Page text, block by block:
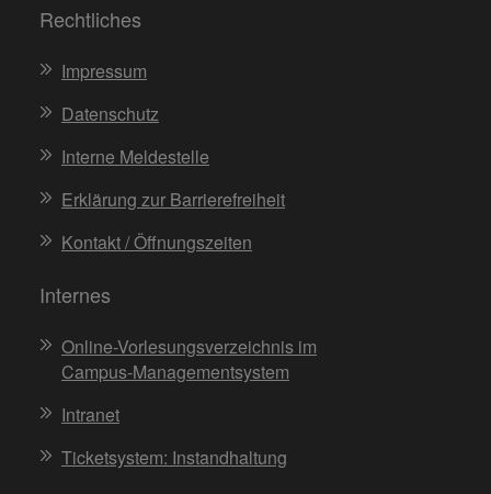
Rechtliches
Impressum
Datenschutz
Interne Meldestelle
Erklärung zur Barrierefreiheit
Kontakt / Öffnungszeiten
Internes
Online-Vorlesungsverzeichnis im
Campus-Managementsystem
Intranet
Ticketsystem: Instandhaltung